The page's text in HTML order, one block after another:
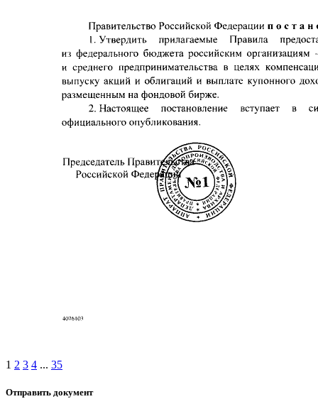
1 2 3 4 ... 35
Отправить документ